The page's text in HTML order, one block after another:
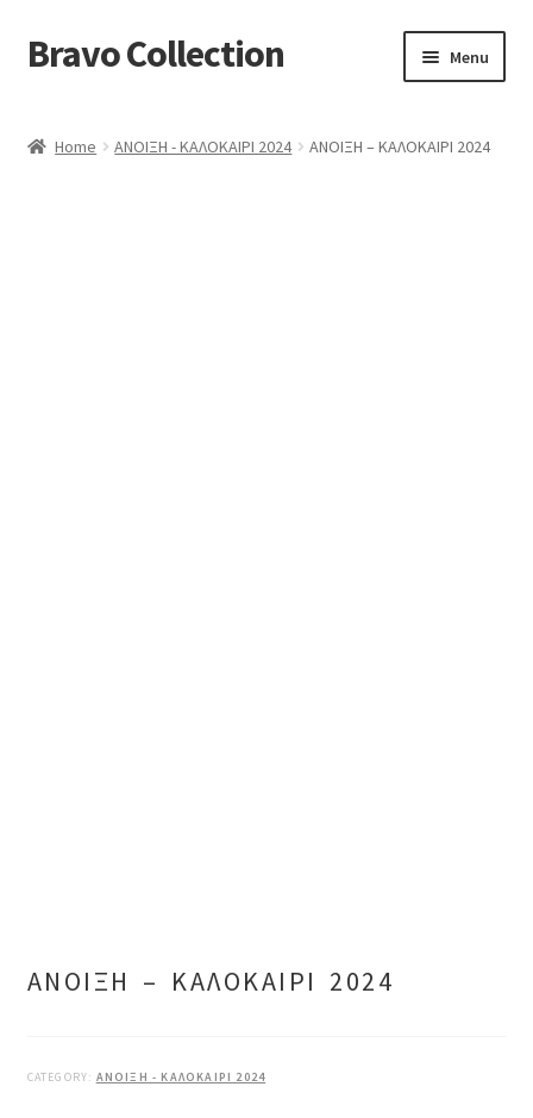
Skip
to
Skip
to
Bravo Collection Menu
COLLECTIONS
Expand
Home ΑΝΟΙΞΗ - ΚΑΛΟΚΑΙΡΙ 2024 ΑΝΟΙΞΗ – ΚΑΛΟΚΑΙΡΙ 2024
ΑΝΟΙΞΗ – ΚΑΛΟΚΑΙΡΙ 2024
CATEGORY: ΑΝΟΙΞΗ - ΚΑΛΟΚΑΙΡΙ 2024